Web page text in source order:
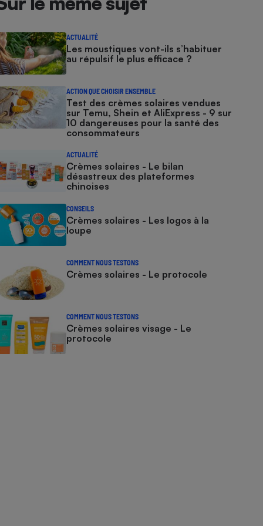
ACTUALITÉ
Les moustiques vont-ils s’habituer
au répulsif le plus efficace ?
ACTION QUE CHOISIR ENSEMBLE
Test des crèmes solaires vendues
sur Temu, Shein et AliExpress - 9 sur
10 dangereuses pour la santé des
consommateurs
ACTUALITÉ
Crèmes solaires - Le bilan
désastreux des plateformes
chinoises
CONSEILS
Crèmes solaires - Les logos à la
loupe
COMMENT NOUS TESTONS
Crèmes solaires - Le protocole
COMMENT NOUS TESTONS
Crèmes solaires visage - Le
protocole